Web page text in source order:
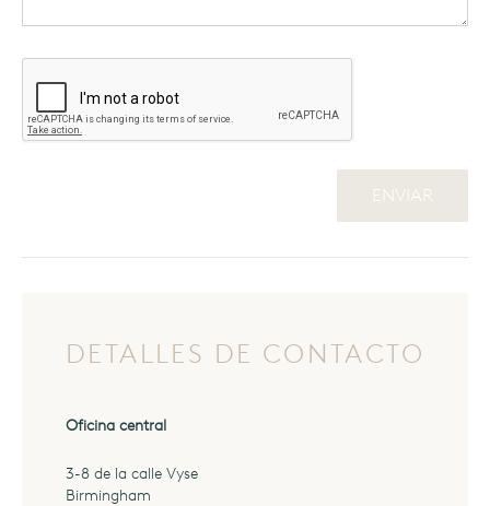
English(EN)
ENVIAR
DETALLES DE CONTACTO
Oficina central
3-8 de la calle Vyse
Birmingham